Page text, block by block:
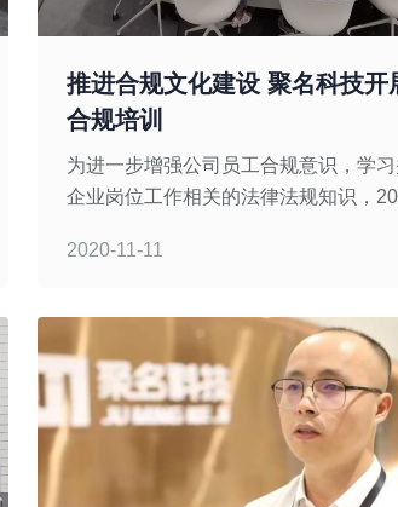
推进合规文化建设 聚名科技开
合规培训
为进一步增强公司员工合规意识，学
企业岗位工作相关的法律法规知识，
专项培训》。本次培训由集团法务部主
培训。主要就公司合规管理机
2020-11-11